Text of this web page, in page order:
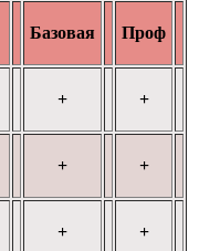
Базовая Проф
+ +
+ +
+ +